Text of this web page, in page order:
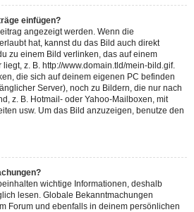
einfügen?
angezeigt werden. Wenn die
hat, kannst du das Bild auch direkt
zu einem Bild verlinken, das auf einem
z. B. http://www.domain.tld/mein-bild.gif.
die sich auf deinem eigenen PC befinden
Server), noch zu Bildern, die nur nach
z. B. Hotmail- oder Yahoo-Mailboxen, mit
usw. Um das Bild anzuzeigen, benutze den
wichtige Informationen, deshalb
lesen. Globale Bekanntmachungen
Forum und ebenfalls in deinem persönlichen